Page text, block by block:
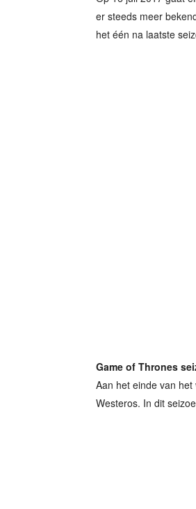
er steeds meer
het één na laatste
Game of Thrones
Aan het einde van
Westeros. In dit